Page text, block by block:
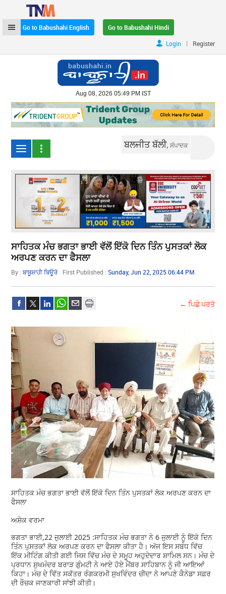
Go to Babushahi English
Go to Babushahi Hindi
Login
| Register
Aug 08, 2026 05:49 PM IST
ਬਲਜੀਤ ਬੱਲੀ,ਸੰਪਾਦਕ
ਸਾਹਿਤਕ ਮੰਚ ਭਗਤਾ ਭਾਈ ਵੱਲੋਂ ਇੱਕੋ ਦਿਨ ਤਿੰਨ ਪੁਸਤਕਾਂ ਲੋਕ
ਅਰਪਣ ਕਰਨ ਦਾ ਫੈਸਲਾ
By :ਬਾਬੂਸ਼ਾਹੀ ਬਿਊਰੋ First Published :Sunday, Jun 22, 2025 06:44 PM
← ਪਿਛੇ ਪਰਤੋ
ਸਾਹਿਤਕ ਮੰਚ ਭਗਤਾ ਭਾਈ ਵੱਲੋਂ ਇੱਕੋ ਦਿਨ ਤਿੰਨ ਪੁਸਤਕਾਂ ਲੋਕ ਅਰਪਣ ਕਰਨ ਦਾ
ਫੈਸਲਾ
ਅਸ਼ੋਕ ਵਰਮਾ
ਭਗਤਾ ਭਾਈ,22 ਜੁਲਾਈ 2025 :ਸਾਹਿਤਕ ਮੰਚ ਭਗਤਾ ਨੇ 6 ਜੁਲਾਈ ਨੂੰ ਇੱਕੋ ਦਿਨ
ਤਿੰਨ ਪੁਸਤਕਾਂ ਲੋਕ ਅਰਪਣ ਕਰਨ ਦਾ ਫੈਸਲਾ ਕੀਤਾ ਹੈ। ਅੱਜ ਇਸ ਸਬੰਧ ਵਿੱਚ
ਇੱਕ ਮੀਟਿੰਗ ਕੀਤੀ ਗਈ ਜਿਸ ਵਿੱਚ ਮੰਚ ਦੇ ਸਮੂਹ ਅਹੁਦੇਦਾਰ ਸ਼ਾਮਿਲ ਸਨ। ਮੰਚ ਦੇ
ਪ੍ਰਧਾਨ ਸੁਖਮੰਦਰ ਬਰਾੜ ਗੁੰਮਟੀ ਨੇ ਆਏ ਹੋਏ ਮੈਂਬਰ ਸਾਹਿਬਾਨ ਨੂੰ ਜੀ ਆਇਆਂ
ਕਿਹਾ। ਮੰਚ ਦੇ ਵਿੱਤ ਸਕੱਤਰ ਰੰਗਕਰਮੀ ਸੁਖਵਿੰਦਰ ਚੀਦਾ ਨੇ ਆਪਣੇ ਕੈਨੇਡਾ ਸਫ਼ਰ
ਦੀ ਰੌਚਕ ਜਾਣਕਾਰੀ ਸਾਂਝੀ ਕੀਤੀ।